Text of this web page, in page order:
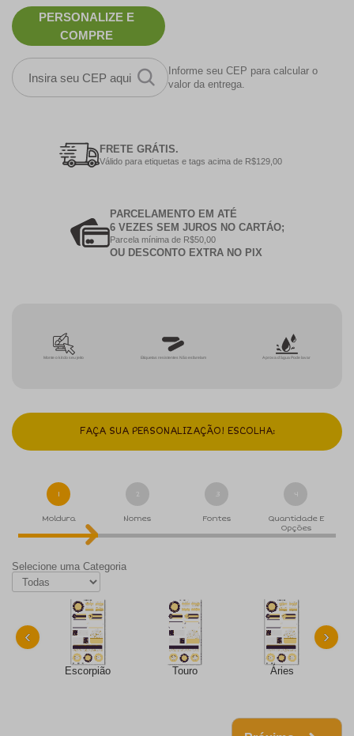
PERSONALIZE E
COMPRE
Informe seu CEP para calcular o
valor da entrega.
FRETE GRÁTIS.
Válido para etiquetas e tags acima de R$129,00
PARCELAMENTO EM ATÉ
6 VEZES SEM JUROS NO CARTÁO;
Parcela mínima de R$50,00
OU DESCONTO EXTRA NO PIX
Monte o kit do seu jeito Etiquetas resistentes Não esfarelam A prova d'água Pode lavar
FAÇA SUA PERSONALIZAÇÃO! ESCOLHA:
1
Moldura
2
Nomes
3
Fontes
4
Quantidade E
Opções
Selecione uma Categoria
Escorpião Touro Áries
‹ ›